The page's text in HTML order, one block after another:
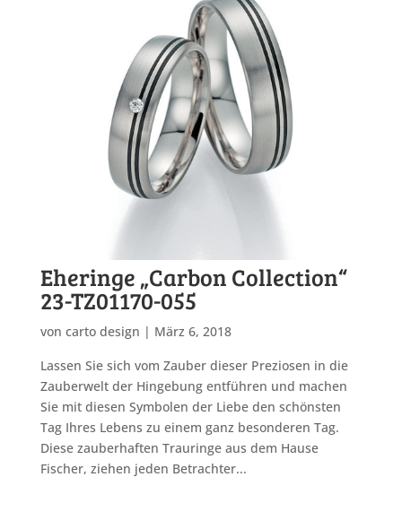
Eheringe „Carbon Collection“
23-TZ01170-055
von carto design | März 6, 2018
Lassen Sie sich vom Zauber dieser Preziosen in die
Zauberwelt der Hingebung entführen und machen
Sie mit diesen Symbolen der Liebe den schönsten
Tag Ihres Lebens zu einem ganz besonderen Tag.
Diese zauberhaften Trauringe aus dem Hause
Fischer, ziehen jeden Betrachter...